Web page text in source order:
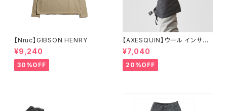
【Nruc】GIBSON HENRY
¥9,240
30%OFF
【AXESQUIN】ウール インサレ
ーション トリガー ミトン
¥7,040
20%OFF